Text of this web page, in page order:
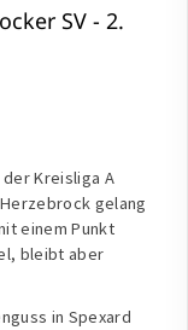
SV - 2.
der Kreisliga A
gelang
einem Punkt
bleibt aber
in Spexard